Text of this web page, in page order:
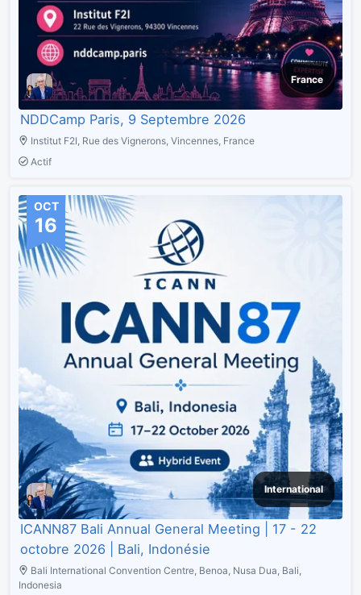
France
NDDCamp Paris, 9 Septembre 2026
Institut F2I, Rue des Vignerons, Vincennes, France
Actif
OCT
16
International
ICANN87 Bali Annual General Meeting | 17 - 22
octobre 2026 | Bali, Indonésie
Bali International Convention Centre, Benoa, Nusa Dua, Bali,
Indonesia